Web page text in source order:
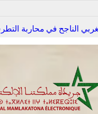
الناجح في محاربة